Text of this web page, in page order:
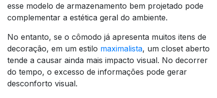
esse modelo de armazenamento bem projetado pode
complementar a estética geral do ambiente.
No entanto, se o cômodo já apresenta muitos itens de
decoração, em um estilo maximalista, um closet aberto
tende a causar ainda mais impacto visual. No decorrer
do tempo, o excesso de informações pode gerar
desconforto visual.